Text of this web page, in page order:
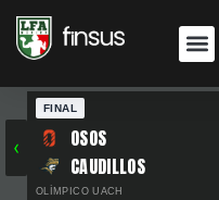
‹
FINAL
OSOS
CAUDILLOS
OLÍMPICO UACH